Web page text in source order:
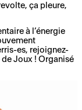
ça pleure,
à l’énergie
es, rejoignez-
Joux ! Organisé